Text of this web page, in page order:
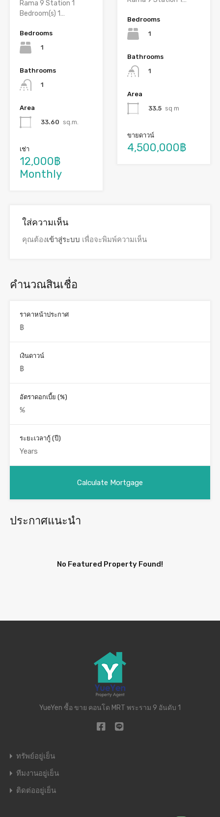
Rama 9 Station 1
Bedroom(s) 1…
Bedrooms
1
Bathrooms
1
Area
33.60 sq.m.
เช่า
12,000฿
Monthly
Bedrooms
1
Bathrooms
1
Area
33.5 sq m
ขายดาวน์
4,500,000฿
ใส่ความเห็น
คุณต้องเข้าสู่ระบบ เพื่อจะพิมพ์ความเห็น
คำนวณสินเชื่อ
ราคาหน้าประกาศ
เงินดาวน์
อัตราดอกเบี้ย (%)
ระยะเวลากู้ (ปี)
ประกาศแนะนำ
No Featured Property Found!
YueYen ซื้อ ขาย คอนโด MRT พระราม 9 อันดับ 1
ทรัพย์อยู่เย็น
ทีมงานอยู่เย็น
ติดต่ออยู่เย็น